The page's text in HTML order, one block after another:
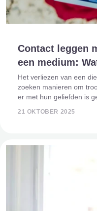
Contact leggen
een medium:
Het verliezen van een
zoeken manieren om
er met hun geliefden is
21 OKTOBER 2025